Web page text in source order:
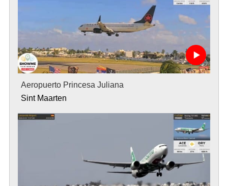
Aeropuerto Princesa Juliana
Sint Maarten